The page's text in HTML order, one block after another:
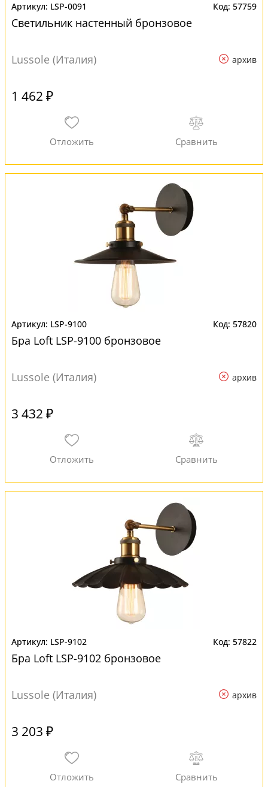
LSP-0091 57759
Светильник настенный бронзовое
Lussole (Италия) архив
1 462 ₽
LSP-9100 57820
Бра Loft LSP-9100 бронзовое
Lussole (Италия) архив
3 432 ₽
LSP-9102 57822
Бра Loft LSP-9102 бронзовое
Lussole (Италия) архив
3 203 ₽